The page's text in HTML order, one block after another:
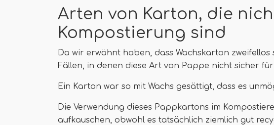
Arten von Karton, die
Kompostierung sind
Da wir erwähnt haben, dass Wachskarton
Fällen, in denen diese Art von Pappe nicht sicher
Ein Karton war so mit Wachs gesättigt, dass es
Die Verwendung dieses Pappkartons im
aufkauschen, obwohl es tatsächlich ziemlich gut